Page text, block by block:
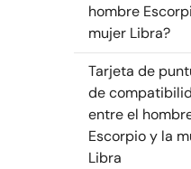
hombre
mujer Libra?
Tarjeta de
de
entre el
Escorpio y la
Libra